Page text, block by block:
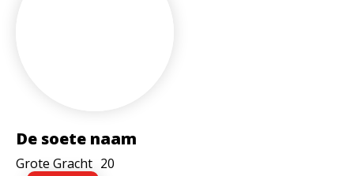
De soete naam
Grote Gracht 20